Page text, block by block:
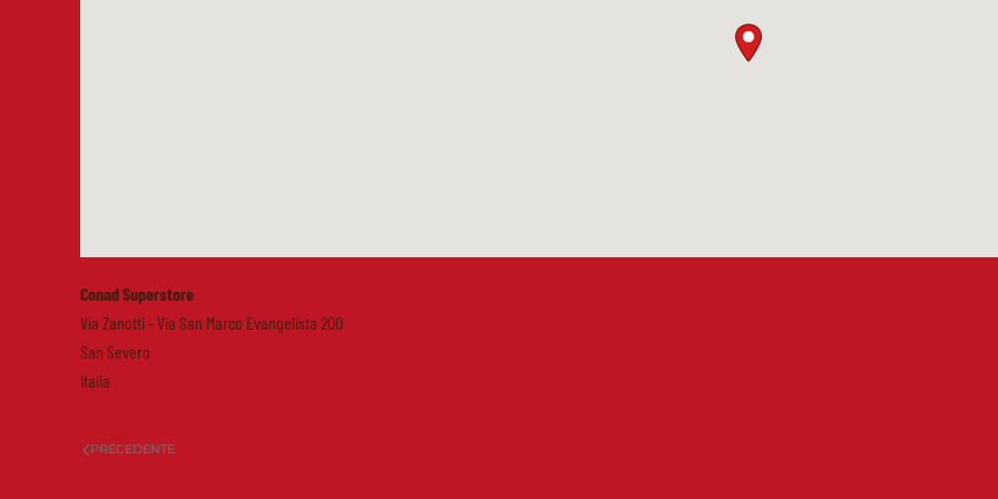
Conad Superstore
Via Zanotti - Via San Marco Evangelista 200
San Severo
Italia
PRECEDENTE